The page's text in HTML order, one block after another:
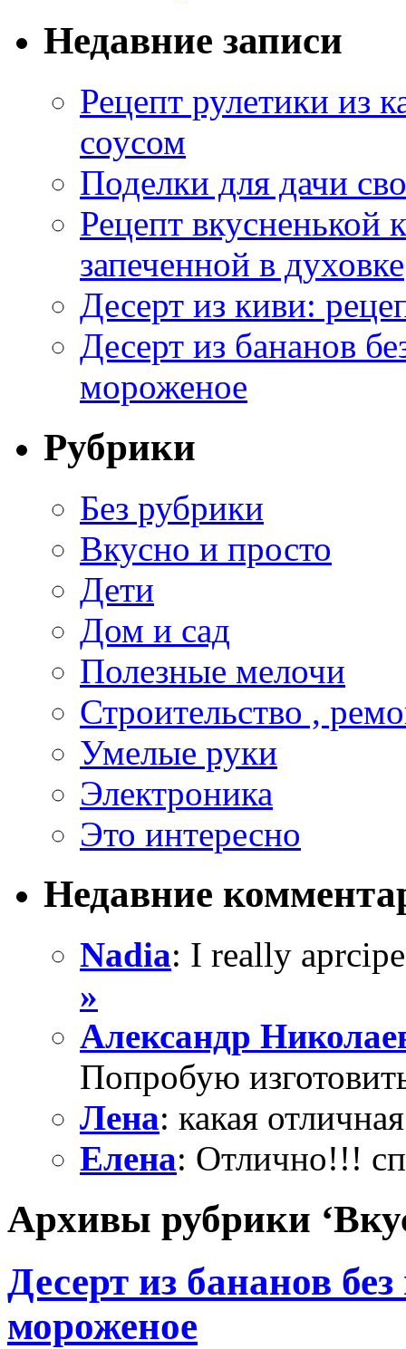
Недавние записи
Рецепт рулетики из
соусом
Поделки для дачи
Рецепт
запеченной в духовке
Десерт из киви:
Десерт из бананов
мороженое
Рубрики
Без рубрики
Вкусно и просто
Дети
Дом и сад
Полезные мелочи
Строительство ,
Умелые руки
Электроника
Это интересно
Недавние
Nadia: I really
»
Александр
Попробую
Лена: какая
Елена: Отлично!!!
Архивы рубрики
Десерт из бананов
мороженое